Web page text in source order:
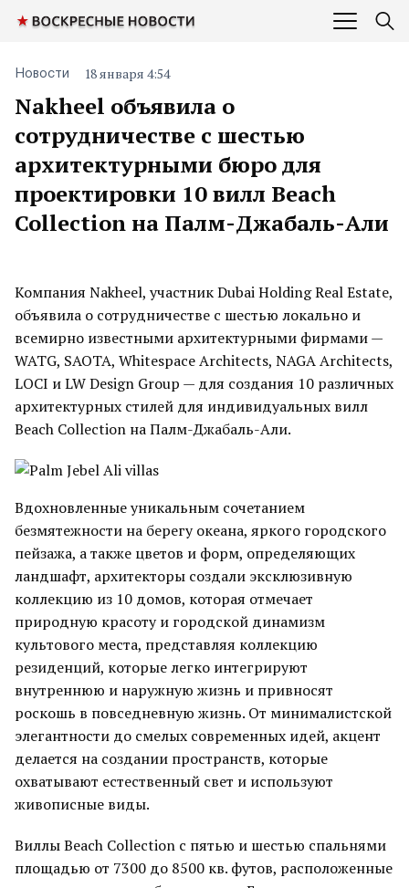
Nakheel объявила о
сотрудничестве с шестью
архитектурными бюро для
проектировки 10 вилл Beach
Collection на Палм-Джабаль-Али
Новости 18 января 4:54
Компания Nakheel, участник Dubai Holding Real Estate,
объявила о сотрудничестве с шестью локально и
всемирно известными архитектурными фирмами —
WATG, SAOTA, Whitespace Architects, NAGA Architects,
LOCI и LW Design Group — для создания 10 различных
архитектурных стилей для индивидуальных вилл
Beach Collection на Палм-Джабаль-Али.
Вдохновленные уникальным сочетанием
безмятежности на берегу океана, яркого городского
пейзажа, а также цветов и форм, определяющих
ландшафт, архитекторы создали эксклюзивную
коллекцию из 10 домов, которая отмечает
природную красоту и городской динамизм
культового места, представляя коллекцию
резиденций, которые легко интегрируют
внутреннюю и наружную жизнь и привносят
роскошь в повседневную жизнь. От минималистской
элегантности до смелых современных идей, акцент
делается на создании пространств, которые
охватывают естественный свет и используют
живописные виды.
Виллы Beach Collection с пятью и шестью спальнями
площадью от 7300 до 8500 кв. футов, расположенные